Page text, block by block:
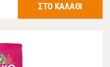
ΣΤΟ ΚΑΛΑΘΙ